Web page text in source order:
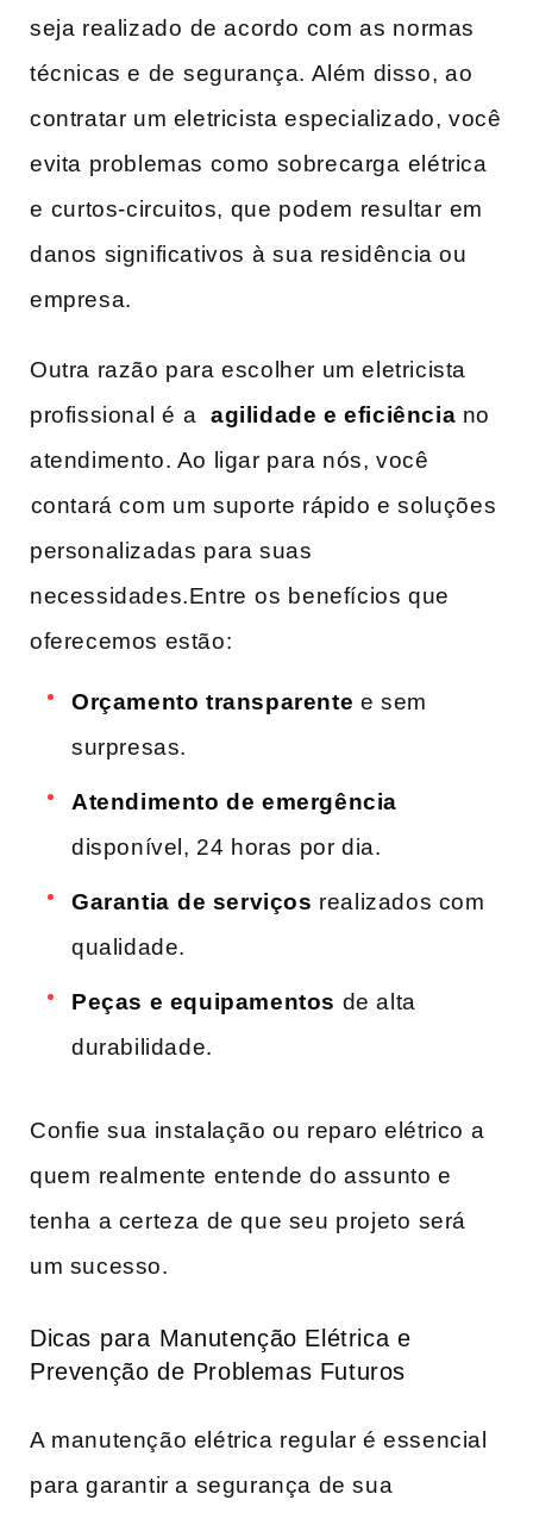
seja​ realizado⁢ de‍ acordo‌ com as ⁣normas
técnicas e ‌de⁢ segurança. Além disso,⁢ ao‍
contratar um eletricista especializado, você
evita​ problemas como ​sobrecarga ⁤elétrica
e ⁤curtos-circuitos, que podem resultar ⁣em
danos significativos ⁤à sua residência ‍ou
empresa.
Outra razão para ​escolher um eletricista
profissional é ⁣a ⁤agilidade e eficiência no
atendimento. Ao ligar para nós, você
⁤contará‍ com ⁣um ‍suporte rápido e ‌soluções
personalizadas para suas
necessidades.Entre⁣ os ⁣benefícios que
oferecemos estão:
Orçamento transparente e sem⁢
surpresas.
Atendimento de emergência
‍disponível, 24 horas por dia.
Garantia⁤ de serviços realizados com⁣
qualidade.
Peças e equipamentos de alta⁤
durabilidade.
Confie‍ sua instalação ou reparo‌ elétrico a
quem ⁢realmente entende do assunto e
tenha a certeza de que ​seu projeto⁣ será​
um sucesso.
Dicas⁣ para⁣ Manutenção Elétrica e
Prevenção de‌ Problemas ‍Futuros
A‍ manutenção elétrica regular ‌é ​essencial​
para garantir a segurança de sua​